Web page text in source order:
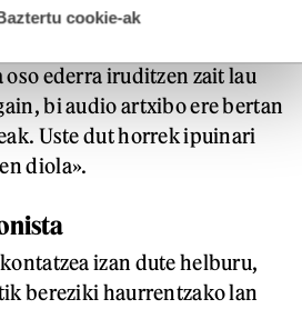
Gehiago irakurri
cookie-ak
du musikariak: «Sarritan
oso ederra iruditzen zait lau
bi audio artxibo ere bertan
Uste dut horrek ipuinari
diola».
izan dute helburu,
bereziki haurrentzako lan